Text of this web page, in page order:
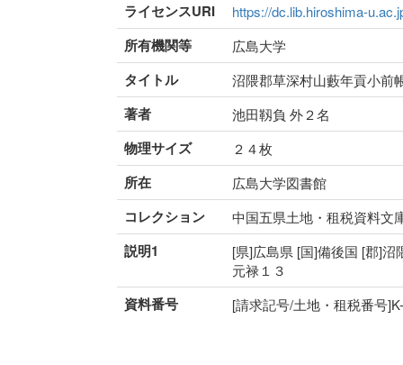
ライセンスURI https://dc.lib.hiroshima-
所有機関等 広島大学
タイトル 沼隈郡草深村山藪年貢小前
著者 池田靱負 外２名
物理サイズ ２４枚
所在 広島大学図書館
コレクション 中国五県土地・租税資料文
説明1
[県]広島県 [国]備後国 [郡]
元禄１３
資料番号 [請求記号/土地・租税番号